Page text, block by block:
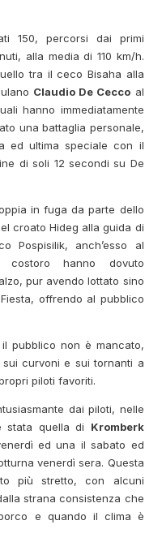
150, percorsi dai primi
alla media di 110 km/h.
tra il ceco Bisaha alla
Claudio De Cecco al
hanno immediatamente
una battaglia personale,
ed ultima speciale con il
di soli 12 secondi su De
in fuga da parte dello
croato Hideg alla guida di
Pospisilik, anch’esso al
hanno dovuto
pur avendo lottato sino
offrendo al pubblico
pubblico non è mancato,
curvoni e sui tornanti a
piloti favoriti.
dai piloti, nelle
stata quella di Kromberk
ed una il sabato ed
venerdì sera. Questa
più stretto, con alcuni
strana consistenza che
e quando il clima è